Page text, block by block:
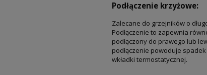
Podłączenie krzyżowe:
Zalecane do grzejników o
Podłączenie to zapewnia
podłączony do prawego lub
podłączenie powoduje
wkładki termostatycznej.